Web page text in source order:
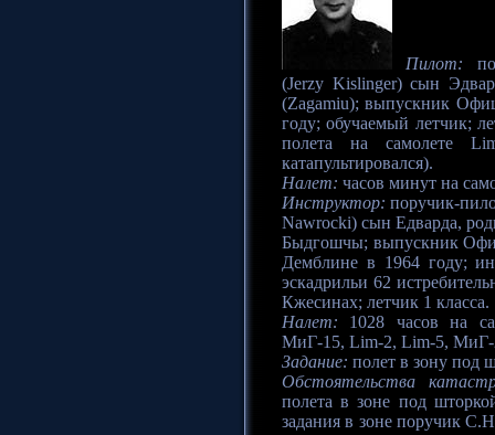
Пилот:
(Jerzy Kislinger) сын
(Zagamiu); выпускник
году; обучаемый летчик;
полета на самолете
катапультировался).
Налет: часов минут на
Инструктор: поручик-
Nawrocki) сын Едварда,
Быдгошчы; выпускник
Демблине в 1964 году;
эскадрильи 62
Кжесинах; летчик 1 класса.
Налет: 1028 часов на
МиГ-15, Lim-2, Lim-5, МиГ-
Задание: полет в зону под
Обстоятельства
полета в зоне под
задания в зоне поручик